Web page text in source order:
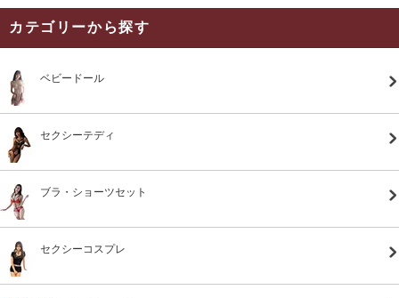
カテゴリーから探す
ベビードール
セクシーテディ
ブラ・ショーツセット
セクシーコスプレ